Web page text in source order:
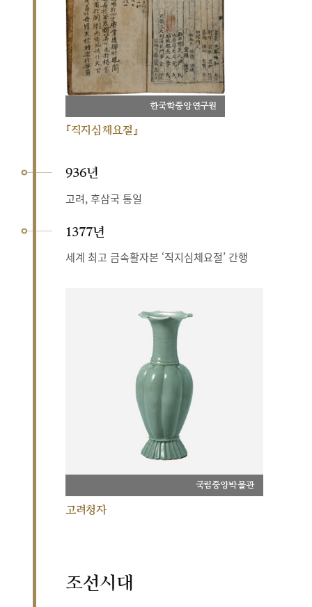
한국학중앙연구원
『직지심체요절』
936년
고려, 후삼국 통일
1377년
세계 최고 금속활자본 ‘직지심체요절’ 간행
국립중앙박물관
고려청자
조선시대